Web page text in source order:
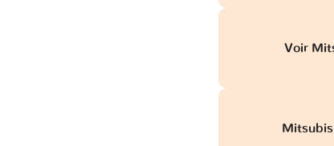
Voir